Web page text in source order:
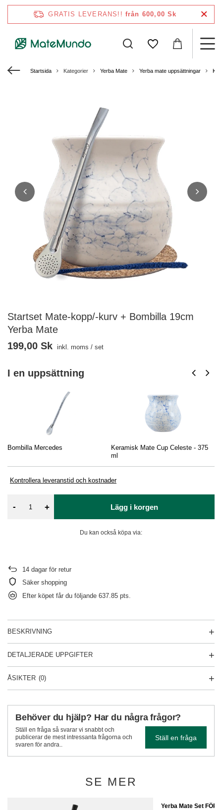
GRATIS LEVERANS!! från 600,00 Sk
Startsida Kategorier Yerba Mate Yerba mate uppsättningar
Startset Mate-kopp/-kurv + Bombilla 19cm
Yerba Mate
I en uppsättning
Bombilla Mercedes
Keramisk Mate Cup Celeste - 375
ml
Kontrollera leveranstid och kostnader
199,00 Sk inkl. moms / set
- + Lägg i korgen
Du kan också köpa via:
14 dagar för retur
Säker shopping
Efter köpet får du följande 637.85 pts.
BESKRIVNING
DETALJERADE UPPGIFTER
ÅSIKTER (0)
Behöver du hjälp? Har du några frågor?
Ställ en fråga så svarar vi snabbt och
publicerar de mest intressanta frågorna och
svaren för andra..
Ställ en fråga
SE MER
Yerba Mate Set FÖR